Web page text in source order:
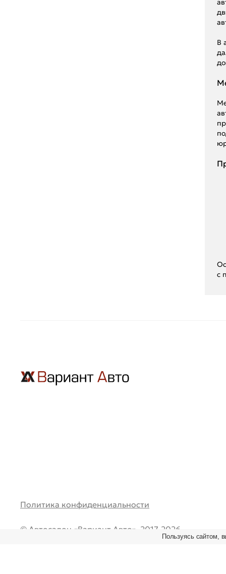
В
с
Политика конфиденциальности
© Автосалон «Вариант Авто», 2017-2026.
Все права защищены. Перепечатка и любое
Пользуясь сайтом,